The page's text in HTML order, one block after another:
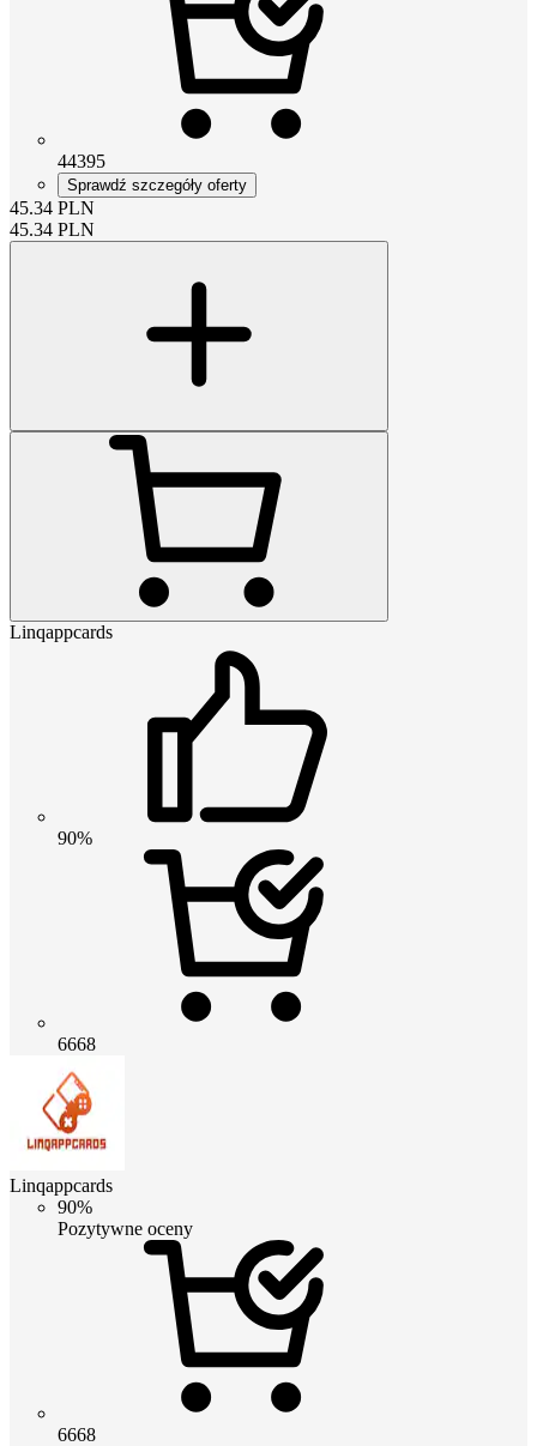
44395
Sprawdź szczegóły oferty
45.34 PLN
45.34 PLN
Linqappcards
90%
6668
Linqappcards
90%
Pozytywne oceny
6668